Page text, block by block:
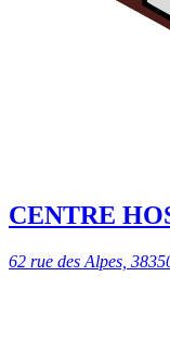
CENTRE
62 rue des Alpes,